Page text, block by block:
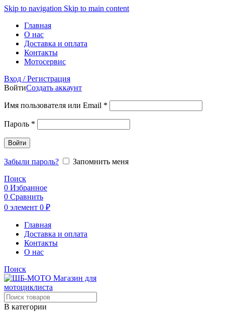
Skip to navigation Skip to main content
Главная
О нас
Доставка и оплата
Контакты
Мотосервис
Вход / Регистрация
ВойтиСоздать аккаунт
Имя пользователя или Email *
Пароль *
Войти
Забыли пароль?
Запомнить меня
Поиск
0 Избранное
0 Сравнить
0 элемент 0 ₽
Главная
Доставка и оплата
Контакты
О нас
Поиск
В категории